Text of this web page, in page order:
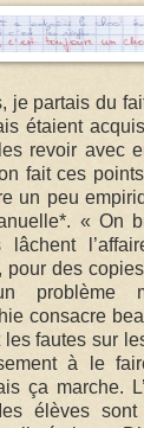
je partais du
étaient
revoir avec
fait ces
un peu
« On
lâchent
pour des
problème
consacre
fautes sur
à le
ça marche.
élèves